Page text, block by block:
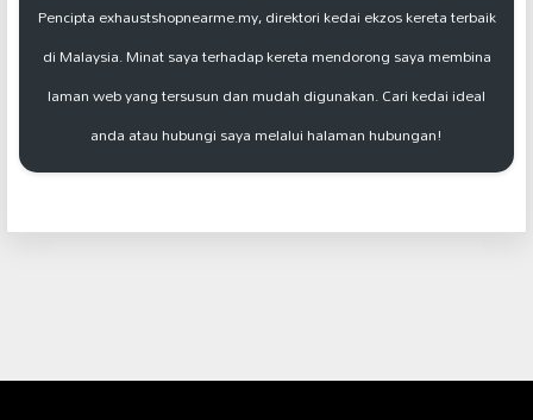
Pencipta exhaustshopnearme.my, direktori kedai ekzos kereta terbaik
di Malaysia. Minat saya terhadap kereta mendorong saya membina
laman web yang tersusun dan mudah digunakan. Cari kedai ideal
anda atau hubungi saya melalui halaman hubungan!